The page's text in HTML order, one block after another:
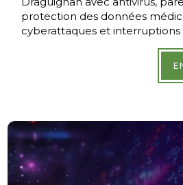
protection des données
cyberattaques et interruptions